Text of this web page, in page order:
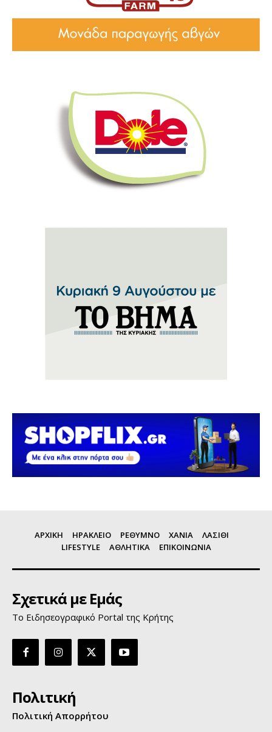
ΑΡΧΙΚΗ ΗΡΑΚΛΕΙΟ ΡΕΘΥΜΝΟ ΧΑΝΙΑ
ΛΑΣΙΘΙ
LIFESTYLE
ΑΘΛΗΤΙΚΑ ΕΠΙΚΟΙΝΩΝΙΑ
Σχετικά με Εμάς
Το Ειδησεογραφικό Portal της Κρήτης
Πολιτική
Πολιτική Απορρήτου